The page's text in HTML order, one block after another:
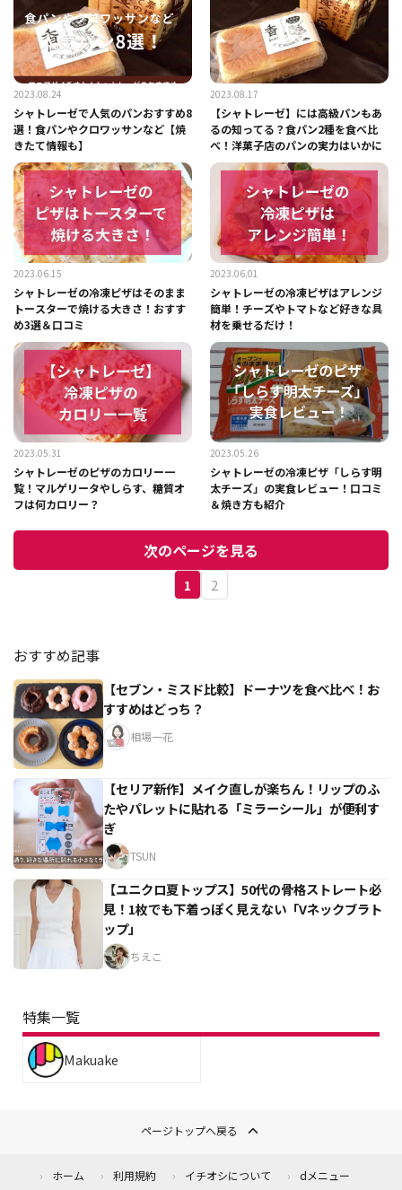
2023.08.24
シャトレーゼで人気のパンおすすめ8
選！食パンやクロワッサンなど【焼
きたて情報も】
2023.08.17
【シャトレーゼ】には高級パンもあ
るの知ってる？食パン2種を食べ比
べ！洋菓子店のパンの実力はいかに
2023.06.15
シャトレーゼの冷凍ピザはそのまま
トースターで焼ける大きさ！おすす
め3選＆口コミ
2023.06.01
シャトレーゼの冷凍ピザはアレンジ
簡単！チーズやトマトなど好きな具
材を乗せるだけ！
2023.05.31
シャトレーゼのピザのカロリー一
覧！マルゲリータやしらす、糖質オ
フは何カロリー？
2023.05.26
シャトレーゼの冷凍ピザ「しらす明
太チーズ」の実食レビュー！口コミ
＆焼き方も紹介
次のページを見る
1 2
おすすめ記事
【セブン・ミスド比較】ドーナツを食べ比べ！お
すすめはどっち？
相場一花
【セリア新作】メイク直しが楽ちん！リップのふ
たやパレットに貼れる「ミラーシール」が便利す
ぎ
TSUN
【ユニクロ夏トップス】50代の骨格ストレート必
見！1枚でも下着っぽく見えない「Vネックブラト
ップ」
ちえこ
特集一覧
Makuake
ページトップへ戻る
ホーム 利用規約 イチオシについて dメニュー